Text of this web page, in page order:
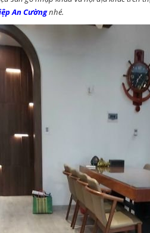
An Cườngnhé.